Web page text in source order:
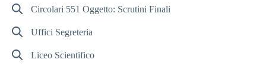
Circolari 551 Oggetto: Scrutini Finali
Uffici Segreteria
Liceo Scientifico